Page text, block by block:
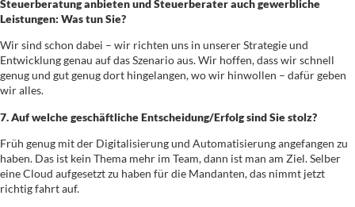
Steuerberatung anbieten und Steuerberater auch gewerbliche
Leistungen: Was tun Sie?
Wir sind schon dabei – wir richten uns in unserer Strategie und
Entwicklung genau auf das Szenario aus. Wir hoffen, dass wir schnell
genug und gut genug dort hingelangen, wo wir hinwollen – dafür geben
wir alles.
7. Auf welche geschäftliche Entscheidung/Erfolg sind Sie stolz?
Früh genug mit der Digitalisierung und Automatisierung angefangen zu
haben. Das ist kein Thema mehr im Team, dann ist man am Ziel. Selber
eine Cloud aufgesetzt zu haben für die Mandanten, das nimmt jetzt
richtig fahrt auf.